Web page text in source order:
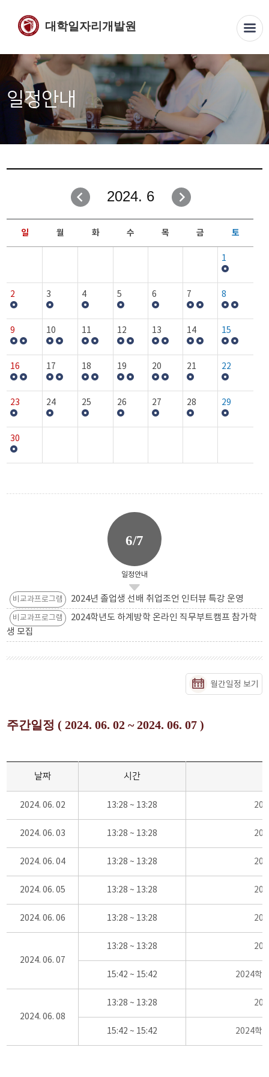
대학일자리개발원
일정안내
2024. 6
일 월 화 수 목 금 토
1
2 3 4 5 6 7 8
9 10 11 12 13 14 15
16 17 18 19 20 21 22
23 24 25 26 27 28 29
30
6/7
일정안내
비교과프로그램 2024년 졸업생 선배 취업조언 인터뷰 특강 운영
비교과프로그램
2024학년도 하계방학 온라인 직무부트캠프 참가학
생 모집
월간일정 보기
주간일정 ( 2024. 06. 02 ~ 2024. 06. 07 )
날짜 시간
2024. 06. 02 13:28 ~ 13:28
2024. 06. 03 13:28 ~ 13:28
2024. 06. 04 13:28 ~ 13:28
2024. 06. 05 13:28 ~ 13:28
2024. 06. 06 13:28 ~ 13:28
2024. 06. 07
13:28 ~ 13:28
15:42 ~ 15:42 2024학
2024. 06. 08
13:28 ~ 13:28
15:42 ~ 15:42 2024학